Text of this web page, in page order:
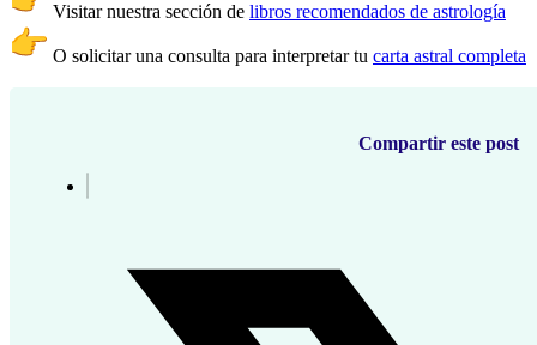
Visitar nuestra sección de libros recomendados de astrología
O solicitar una consulta para interpretar tu carta astral completa
Compartir este post